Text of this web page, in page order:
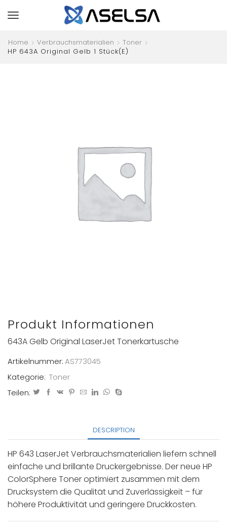
Home Verbrauchsmaterialien
Toner
HP 643A Original Gelb 1 Stück(e)
Produkt Informationen
643A Gelb Original LaserJet Tonerkartusche
Artikelnummer:AS773045
Kategorie: Toner
Teilen:
DESCRIPTION
HP 643 LaserJet Verbrauchsmaterialien liefern schnell
einfache und brillante Druckergebnisse. Der neue HP
ColorSphere Toner optimiert zusammen mit dem
Drucksystem die Qualität und Zuverlässigkeit – für
höhere Produktivität und geringere Druckkosten.